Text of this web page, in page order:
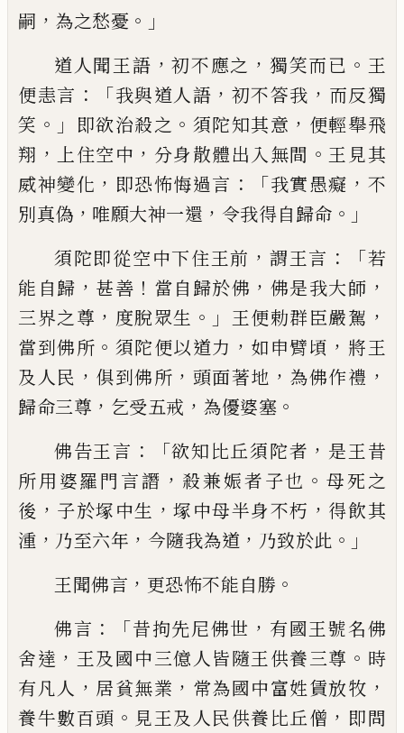
嗣 ， 為之愁憂 。」
道人聞王語 ，初不應之 ， 獨笑而已 。 王
便恚言 ：「我與道人語 ， 初不答我 ， 而反獨
笑 。」 即欲治殺之 。 須陀知其意 ， 便輕舉飛
翔 ， 上住空中 ， 分身散體出入無間 。 王見其
威神變化 ， 即恐怖悔過言 ：「我實愚癡 ， 不
別真偽 ， 唯願大神一還 ， 令我得自歸命 。」
須陀即從空中下住王前 ， 謂王言 ：「若
能自歸 ， 甚善 ！ 當自歸於佛 ， 佛是我大師 ，
三界之尊 ， 度脫眾生 。」 王便勅群臣嚴駕 ，
當到佛所 。 須陀便以道力 ， 如申臂頃 ， 將王
及人民 ， 俱到佛所 ， 頭面著地 ， 為佛作禮 ，
歸命三尊 ， 乞受五戒 ， 為優婆塞 。
佛告王言 ： 「欲知比丘須陀者 ， 是王昔
所用婆羅門言譖 ， 殺兼娠者子也 。 母死之
後 ， 子於塚中生 ，塚中母半身不朽 ， 得飲其
湩 ， 乃至六年 ， 今隨我為道 ， 乃致於此 。」
王聞佛言 ， 更恐怖不能自勝 。
佛言 ：「昔拘先尼佛世 ， 有國王號名佛
舍達 ， 王及國中三億人皆隨王供養三尊 。 時
有凡人 ， 居貧無業 ， 常為國中富姓賃放牧 ，
養牛數百頭 。 見王及人民供養比丘僧 ， 即問